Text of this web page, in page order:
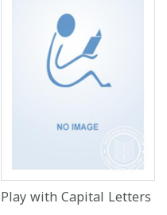
Play with Capital Letters